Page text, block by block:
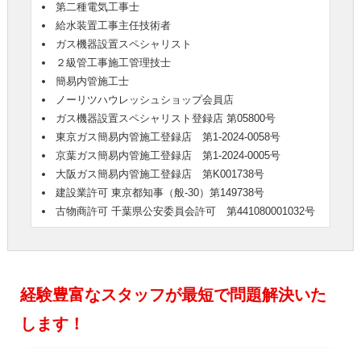
第二種電気工事士
給水装置工事主任技術者
ガス機器設置スペシャリスト
２級管工事施工管理技士
簡易内管施工士
ノーリツハウレッシュショップ会員店
ガス機器設置スペシャリスト登録店 第05800号
東京ガス簡易内管施工登録店 第1-2024-0058号
京葉ガス簡易内管施工登録店 第1-2024-0005号
大阪ガス簡易内管施工登録店 第K001738号
建設業許可 東京都知事（般-30）第149738号
古物商許可 千葉県公安委員会許可 第441080001032号
経験豊富なスタッフが最短で問題解決いた
します！